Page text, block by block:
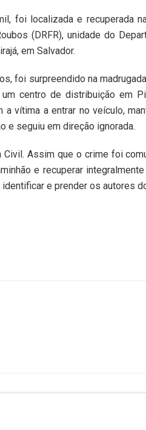
foi localizada e recuperada
(DRFR), unidade do
em Salvador.
foi surpreendido na
centro de distribuição em
vítima a entrar no veículo,
e seguiu em direção ignorada.
Assim que o crime foi
e recuperar integralmente
e prender os autores